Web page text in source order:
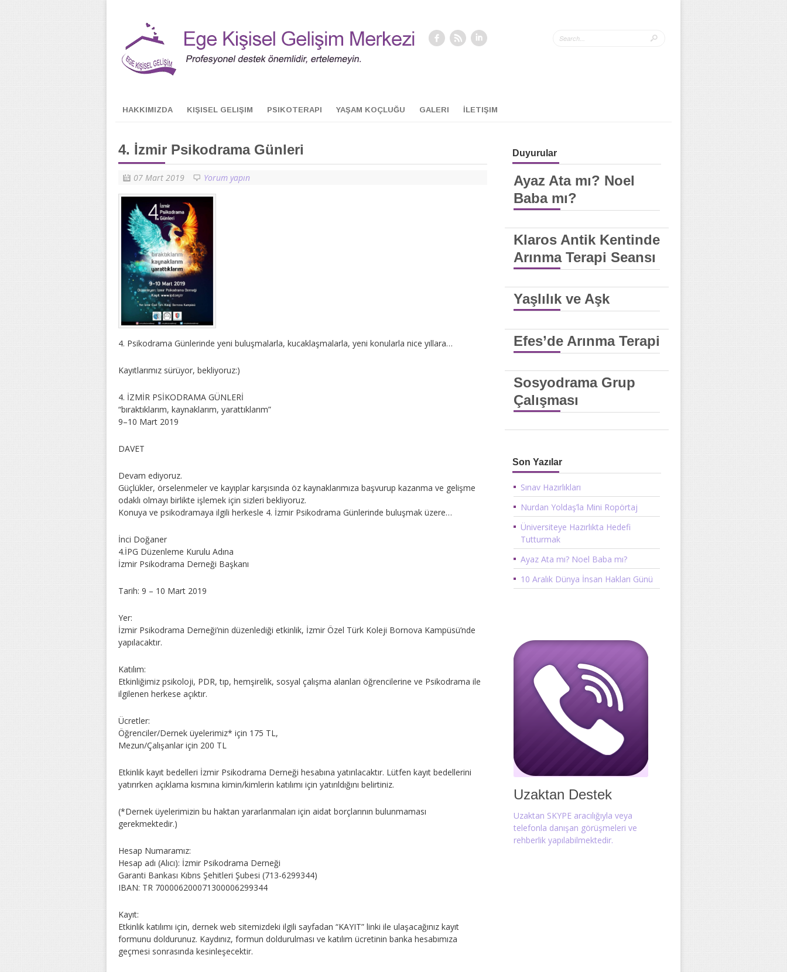
HAKKIMIZDA KIŞISEL GELIŞIM PSIKOTERAPI YAŞAM KOÇLUĞU GALERI İLETIŞIM
4. İzmir Psikodrama Günleri
07 Mart 2019 Yorum yapın
4. Psikodrama Günlerinde yeni buluşmalarla, kucaklaşmalarla, yeni konularla nice yıllara…
Kayıtlarımız sürüyor, bekliyoruz:)
4. İZMİR PSİKODRAMA GÜNLERİ
“bıraktıklarım, kaynaklarım, yarattıklarım”
9–10 Mart 2019
DAVET
Devam ediyoruz.
Güçlükler, örselenmeler ve kayıplar karşısında öz kaynaklarımıza başvurup kazanma ve gelişme
odaklı olmayı birlikte işlemek için sizleri bekliyoruz.
Konuya ve psikodramaya ilgili herkesle 4. İzmir Psikodrama Günlerinde buluşmak üzere…
İnci Doğaner
4.İPG Düzenleme Kurulu Adına
İzmir Psikodrama Derneği Başkanı
Tarih: 9 – 10 Mart 2019
Yer:
İzmir Psikodrama Derneği’nin düzenlediği etkinlik, İzmir Özel Türk Koleji Bornova Kampüsü’nde
yapılacaktır.
Katılım:
Etkinliğimiz psikoloji, PDR, tıp, hemşirelik, sosyal çalışma alanları öğrencilerine ve Psikodrama ile
ilgilenen herkese açıktır.
Ücretler:
Öğrenciler/Dernek üyelerimiz* için 175 TL,
Mezun/Çalışanlar için 200 TL
Etkinlik kayıt bedelleri İzmir Psikodrama Derneği hesabına yatırılacaktır. Lütfen kayıt bedellerini
yatırırken açıklama kısmına kimin/kimlerin katılımı için yatırıldığını belirtiniz.
(*Dernek üyelerimizin bu haktan yararlanmaları için aidat borçlarının bulunmaması
gerekmektedir.)
Hesap Numaramız:
Hesap adı (Alıcı): İzmir Psikodrama Derneği
Garanti Bankası Kıbrıs Şehitleri Şubesi (713-6299344)
IBAN: TR 700006200071300006299344
Kayıt:
Etkinlik katılımı için, dernek web sitemizdeki ilgili sayfadan “KAYIT” linki ile ulaşacağınız kayıt
formunu doldurunuz. Kaydınız, formun doldurulması ve katılım ücretinin banka hesabımıza
geçmesi sonrasında kesinleşecektir.
Duyurular
Ayaz Ata mı? Noel
Baba mı?
Klaros Antik Kentinde
Arınma Terapi Seansı
Yaşlılık ve Aşk
Efes’de Arınma Terapi
Sosyodrama Grup
Çalışması
Son Yazılar
Sınav Hazırlıkları
Nurdan Yoldaş’la Mini Ropörtaj
Üniversiteye Hazırlıkta Hedefi
Tutturmak
Ayaz Ata mı? Noel Baba mı?
10 Aralık Dünya İnsan Hakları Günü
Uzaktan Destek
Uzaktan SKYPE aracılığıyla veya
telefonla danışan görüşmeleri ve
rehberlik yapılabilmektedir.